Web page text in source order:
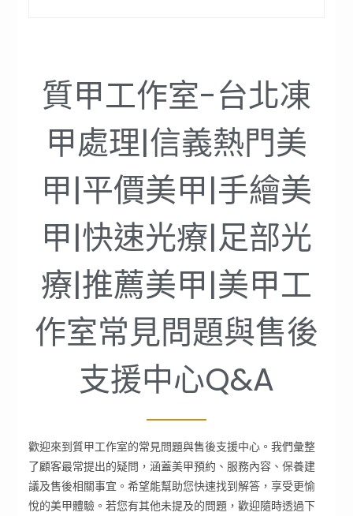
質甲工作室-台北凍
甲處理|信義熱門美
甲|平價美甲|手繪美
甲|快速光療|足部光
療|推薦美甲|美甲工
作室常見問題與售後
支援中心Q&A
歡迎來到質甲工作室的常見問題與售後支援中心。我們彙整
了顧客最常提出的疑問，涵蓋美甲預約、服務內容、保養建
議及售後相關事宜。希望能幫助您快速找到解答，享受更愉
悅的美甲體驗。若您有其他未提及的問題，歡迎隨時透過下